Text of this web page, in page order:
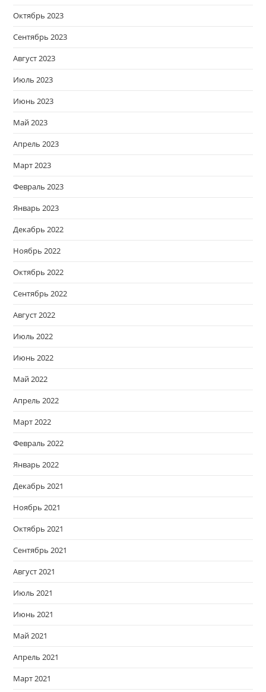
Октябрь 2023
Сентябрь 2023
Август 2023
Июль 2023
Июнь 2023
Май 2023
Апрель 2023
Март 2023
Февраль 2023
Январь 2023
Декабрь 2022
Ноябрь 2022
Октябрь 2022
Сентябрь 2022
Август 2022
Июль 2022
Июнь 2022
Май 2022
Апрель 2022
Март 2022
Февраль 2022
Январь 2022
Декабрь 2021
Ноябрь 2021
Октябрь 2021
Сентябрь 2021
Август 2021
Июль 2021
Июнь 2021
Май 2021
Апрель 2021
Март 2021